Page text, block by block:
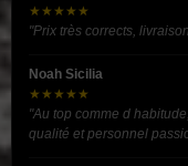
★★★★★
"Prix très corrects,
Noah Sicilia
★★★★★
"Au top comme d
qualité et personnel